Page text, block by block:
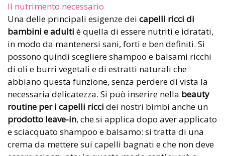
Il nutrimento necessario
Una delle principali esigenze dei capelli ricci di
bambini e adulti è quella di essere nutriti e idratati,
in modo da mantenersi sani, forti e ben definiti. Si
possono quindi scegliere shampoo e balsami ricchi
di oli e burri vegetali e di estratti naturali che
abbiano questa funzione, senza perdere di vista la
necessaria delicatezza. Si può inserire nella beauty
routine per i capelli ricci dei nostri bimbi anche un
prodotto leave-in, che si applica dopo aver applicato
e sciacquato shampoo e balsamo: si tratta di una
crema da mettere sui capelli bagnati e che non deve